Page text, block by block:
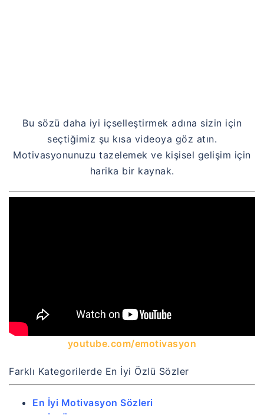
Bu sözü daha iyi içselleştirmek adına sizin için
seçtiğimiz şu kısa videoya göz atın.
Motivasyonunuzu tazelemek ve kişisel gelişim için
harika bir kaynak.
youtube.com/emotivasyon
Farklı Kategorilerde En İyi Özlü Sözler
En İyi Motivasyon Sözleri